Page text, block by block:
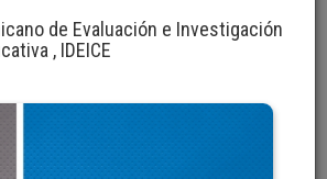
de Evaluación e Investigación
, IDEICE